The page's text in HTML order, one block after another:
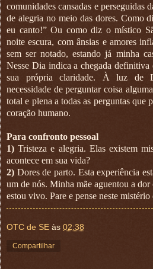
comunidades cansadas e perseguidas
de alegria no meio das dores. Como
eu canto!” Ou como diz o místico
noite escura, com ânsias e amores
sem ser notado, estando já minha
Nesse Dia indica a chegada
sua própria claridade. À luz de
necessidade de perguntar coisa
total e plena a todas as perguntas que
coração humano.
Para confronto pessoal
1) Tristeza e alegria. Elas existem
acontece em sua vida?
2) Dores de parto. Esta experiência
um de nós. Minha mãe aguentou a dor
estou vivo. Pare e pense neste mistério
OTC de SE às 02:38
Compartilhar